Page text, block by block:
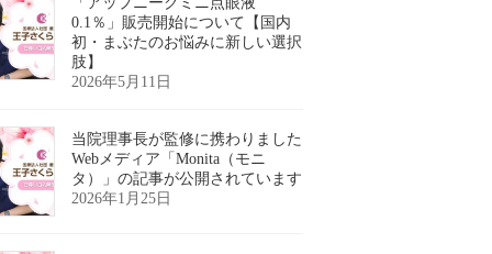
0.1％」販売開始について【国内
初・まぶたのお悩みに新しい選択
肢】
2026年5月11日
当院理事長が監修に携わりました
Webメディア「Monita（モニ
タ）」の記事が公開されています
2026年1月25日